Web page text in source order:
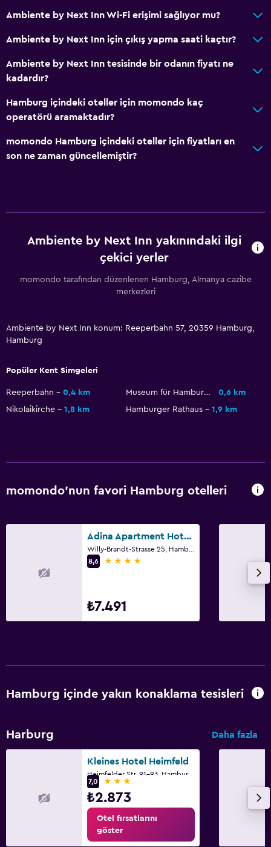
Ambiente by Next Inn Wi-Fi erişimi sağlıyor mu?
Ambiente by Next Inn için çıkış yapma saati kaçtır?
Ambiente by Next Inn tesisinde bir odanın fiyatı ne
kadardır?
Hamburg içindeki oteller için momondo kaç
operatörü aramaktadır?
momondo Hamburg içindeki oteller için fiyatları en
son ne zaman güncellemiştir?
Ambiente by Next Inn yakınındaki ilgi
çekici yerler
momondo tarafından düzenlenen Hamburg, Almanya cazibe
merkezleri
Ambiente by Next Inn konum: Reeperbahn 57, 20359 Hamburg,
Hamburg
Popüler Kent Simgeleri
Reeperbahn 0,4 km Museum für Hamburgische Geschichte
0,6 km
Nikolaikirche
1,8 km Hamburger Rathaus 1,9 km
momondo'nun favori Hamburg otelleri
Adina Apartment Hotel Hamburg Speicherstadt
8,6
4 yıldız
₺7.491
Hamburg içinde yakın konaklama tesisleri
Harburg Daha fazla
Kleines Hotel Heimfeld
Heimfelder Str. 91-93, Hamburg, Hamburg
7,0
3 yıldız
₺2.873
Otel fırsatlarını
göster